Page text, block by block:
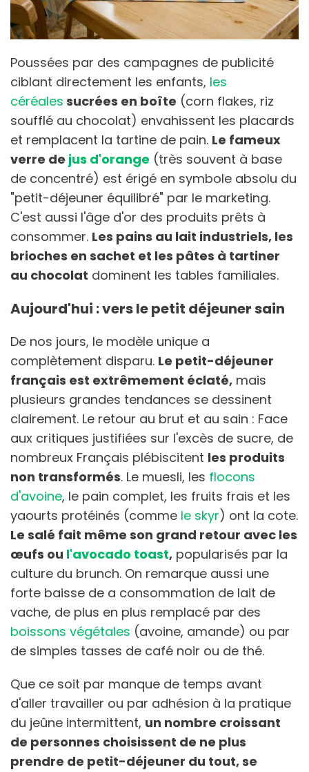
Poussées par des campagnes de publicité
ciblant directement les enfants, les
céréales sucrées en boîte (corn flakes, riz
soufflé au chocolat) envahissent les placards
et remplacent la tartine de pain. Le fameux
verre de jus d'orange (très souvent à base
de concentré) est érigé en symbole absolu du
"petit-déjeuner équilibré" par le marketing.
C'est aussi l'âge d'or des produits prêts à
consommer. Les pains au lait industriels, les
brioches en sachet et les pâtes à tartiner
au chocolat dominent les tables familiales.
Aujourd'hui : vers le petit déjeuner sain
De nos jours, le modèle unique a
complètement disparu. Le petit-déjeuner
français est extrêmement éclaté, mais
plusieurs grandes tendances se dessinent
clairement. Le retour au brut et au sain : Face
aux critiques justifiées sur l'excès de sucre, de
nombreux Français plébiscitent les produits
non transformés. Le muesli, les flocons
d'avoine, le pain complet, les fruits frais et les
yaourts protéinés (comme le skyr) ont la cote.
Le salé fait même son grand retour avec les
œufs ou l'avocado toast, popularisés par la
culture du brunch. On remarque aussi une
forte baisse de a consommation de lait de
vache, de plus en plus remplacé par des
boissons végétales (avoine, amande) ou par
de simples tasses de café noir ou de thé.
Que ce soit par manque de temps avant
d'aller travailler ou par adhésion à la pratique
du jeûne intermittent, un nombre croissant
de personnes choisissent de ne plus
prendre de petit-déjeuner du tout, se